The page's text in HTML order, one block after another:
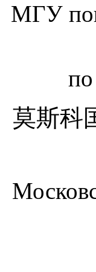
МГУ
莫斯科